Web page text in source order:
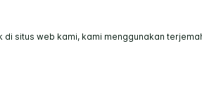
situs web kami, kami menggunakan